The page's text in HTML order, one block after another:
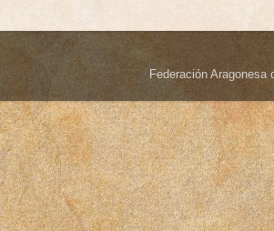
Federación